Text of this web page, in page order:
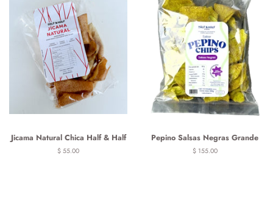
Jicama Natural Chica Half & Half
Precio
$ 55.00
Pepino Salsas Negras Grande
Precio
$ 155.00